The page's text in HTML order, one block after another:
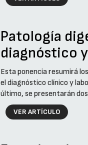
Patología
diagnóstico
Esta ponencia resumirá
el diagnóstico clínico y
último, se presentarán
VER ARTÍCULO